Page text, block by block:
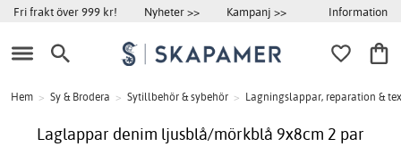
Fri frakt över 999 kr! Nyheter >> Kampanj >> Information
Hem > Sy & Brodera > Sytillbehör & sybehör > Lagningslappar, reparation &
Laglappar denim ljusblå/mörkblå 9x8cm 2 par